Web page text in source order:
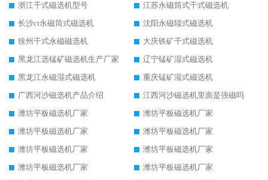
浙江干式磁选机型号
江苏永磁筒式干式磁选机
长沙ct永磁筒式磁选机
沈阳永磁辊式磁选机
徐州干式永磁磁选机
大庆铁矿干式磁选机
黑龙江选锰矿磁选机生产厂家
辽宁锰矿湿式磁选机
黑龙江永磁湿式磁选机
重庆锰矿湿式磁选机
广西河沙磁选机产品介绍
江西河沙磁选机里面是强磁吗
潍坊平板磁选机厂家
潍坊平板磁选机厂家
潍坊平板磁选机厂家
潍坊平板磁选机厂家
潍坊平板磁选机厂家
潍坊平板磁选机厂家
潍坊平板磁选机厂家
潍坊平板磁选机厂家